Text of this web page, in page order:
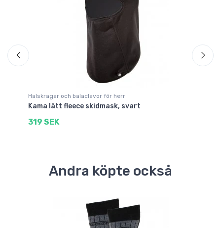
Halskragar och balaclavor för herr
Kama lätt fleece skidmask, svart
319 SEK
Andra köpte också